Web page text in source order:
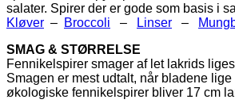
salater. Spirer der er gode som basis i
Kløver – Broccoli – Linser –
SMAG & STØRRELSE
Fennikelspirer smager af let lakrids
Smagen er mest udtalt, når bladene
økologiske fennikelspirer bliver 17 cm